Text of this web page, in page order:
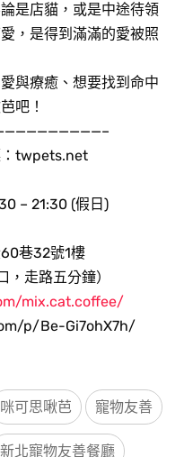
是店貓，或是中途待領
，是得到滿滿的愛被照
與療癒、想要找到命中
吧！
：twpets.net
– 21:30 (假日)
巷32號1樓
，走路五分鐘）
mix.cat.coffee/
p/Be-Gi7ohX7h/
咪可思啾芭 寵物友善
新北寵物友善餐廳